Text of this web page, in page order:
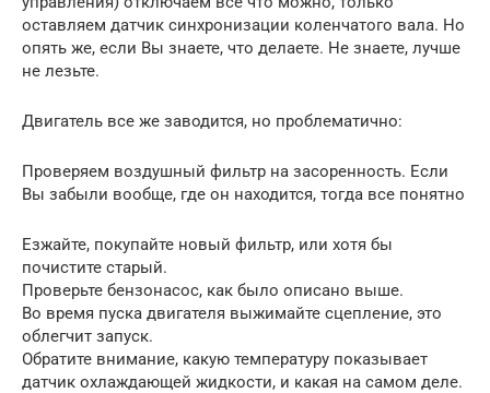
оставляем датчик синхронизации коленчатого вала. Но
опять же, если Вы знаете, что делаете. Не знаете, лучше
не лезьте.
Двигатель все же заводится, но проблематично:
Проверяем воздушный фильтр на засоренность. Если
Вы забыли вообще, где он находится, тогда все понятно
Езжайте, покупайте новый фильтр, или хотя бы
почистите старый.
Проверьте бензонасос, как было описано выше.
Во время пуска двигателя выжимайте сцепление, это
облегчит запуск.
Обратите внимание, какую температуру показывает
датчик охлаждающей жидкости, и какая на самом деле.